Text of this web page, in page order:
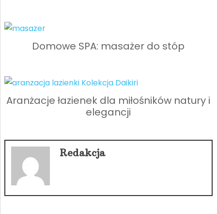
Domowe SPA: masażer do stóp
Aranżacje łazienek dla miłośników natury i
elegancji
Redakcja